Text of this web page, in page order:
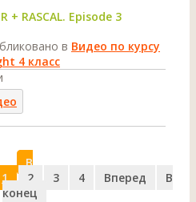
+ RASCAL. Episode 3
в Видео по курсу
4 класс
В
1 2 3 4 Вперед
В
конец